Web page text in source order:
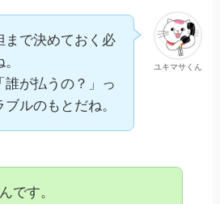
ユキマサくん
まで決めておく必
誰が払うの？」っ
ルのもとだね。
です。